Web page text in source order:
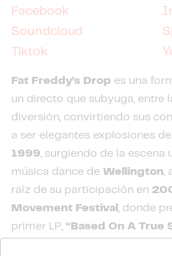
Facebook
Soundcloud
Tiktok
Fat Freddy’s Drop es una
un directo que subyuga, entre
diversión, convirtiendo sus
a ser elegantes explosiones
1999, surgiendo de la escena
música dance de Wellington,
raíz de su participación en
Movement Festival , donde
primer LP, “Based On A True